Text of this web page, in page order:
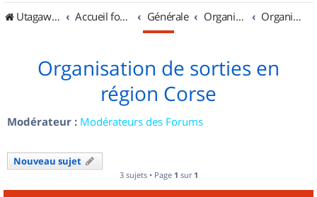
UtagawaVTT (Randos VTT et VTTAE avec traces GPS)
Accueil forum Générale Organisation de sorties & Recherche de partenaires Organisation de sorties en région Corse
Organisation de sorties en
région Corse
Modérateur : Modérateurs des Forums
Nouveau sujet
3 sujets • Page 1 sur 1